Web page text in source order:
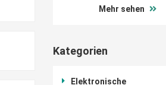
Mehr sehen
Kategorien
Elektronische